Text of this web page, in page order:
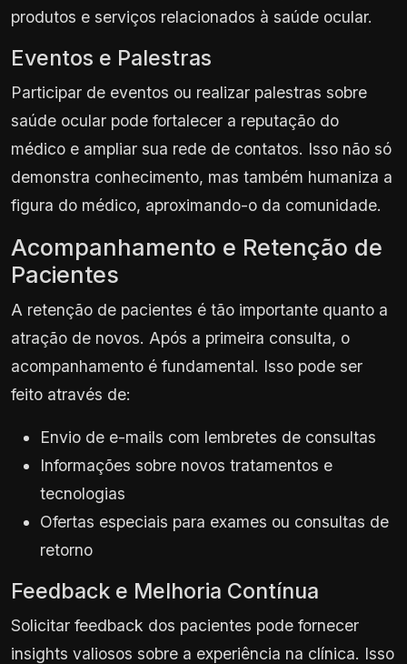
produtos e serviços relacionados à saúde ocular.
Eventos e Palestras
Participar de eventos ou realizar palestras sobre
saúde ocular pode fortalecer a reputação do
médico e ampliar sua rede de contatos. Isso não só
demonstra conhecimento, mas também humaniza a
figura do médico, aproximando-o da comunidade.
Acompanhamento e Retenção de
Pacientes
A retenção de pacientes é tão importante quanto a
atração de novos. Após a primeira consulta, o
acompanhamento é fundamental. Isso pode ser
feito através de:
Envio de e-mails com lembretes de consultas
Informações sobre novos tratamentos e
tecnologias
Ofertas especiais para exames ou consultas de
retorno
Feedback e Melhoria Contínua
Solicitar feedback dos pacientes pode fornecer
insights valiosos sobre a experiência na clínica. Isso